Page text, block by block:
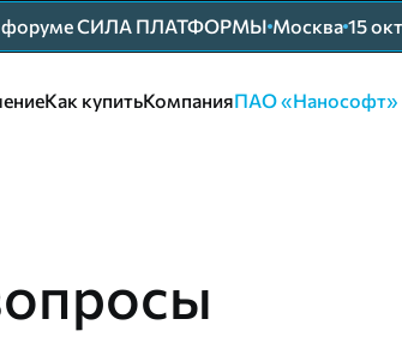
форуме СИЛА ПЛАТФОРМЫ Москва 15
Как купитьКомпанияПАО «Нанософт»